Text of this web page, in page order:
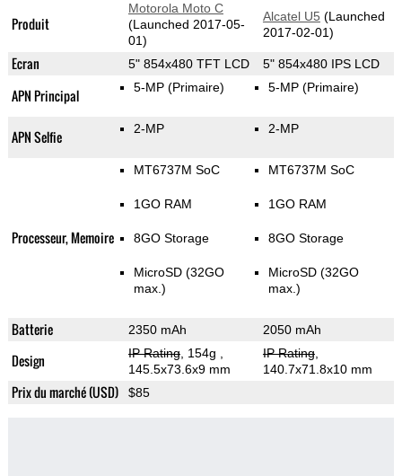
Produit
Motorola Moto C
(Launched 2017-05-
01)
Alcatel U5 (Launched
2017-02-01)
Ecran 5" 854x480 TFT LCD 5" 854x480 IPS LCD
APN Principal 5-MP (Primaire) 5-MP (Primaire)
APN Selfie 2-MP 2-MP
Processeur, Memoire
MT6737M SoC
1GO RAM
8GO Storage
MicroSD (32GO
max.)
MT6737M SoC
1GO RAM
8GO Storage
MicroSD (32GO
max.)
Batterie 2350 mAh 2050 mAh
Design IP Rating, 154g
145.5x73.6x9 mm
IP Rating,
140.7x71.8x10 mm
Prix du marché (USD) $85